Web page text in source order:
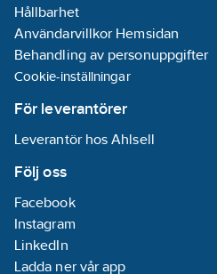
Hållbarhet
Användarvillkor Hemsidan
Behandling av personuppgifter
Cookie-inställningar
För leverantörer
Leverantör hos Ahlsell
Följ oss
Facebook
Instagram
LinkedIn
Ladda ner vår app